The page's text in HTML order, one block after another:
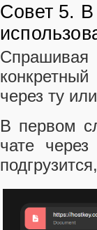
Совет 5.
через ту
В первом
чате